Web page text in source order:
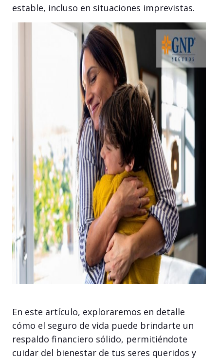
estable, incluso en situaciones imprevistas.
En este artículo, exploraremos en detalle
cómo el seguro de vida puede brindarte un
respaldo financiero sólido, permitiéndote
cuidar del bienestar de tus seres queridos y